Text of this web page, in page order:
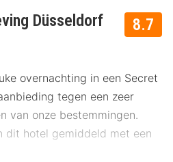
8.7
Düsseldorf
overnachting in een Secret
tegen een zeer
van onze bestemmingen.
dit hotel gemiddeld met een